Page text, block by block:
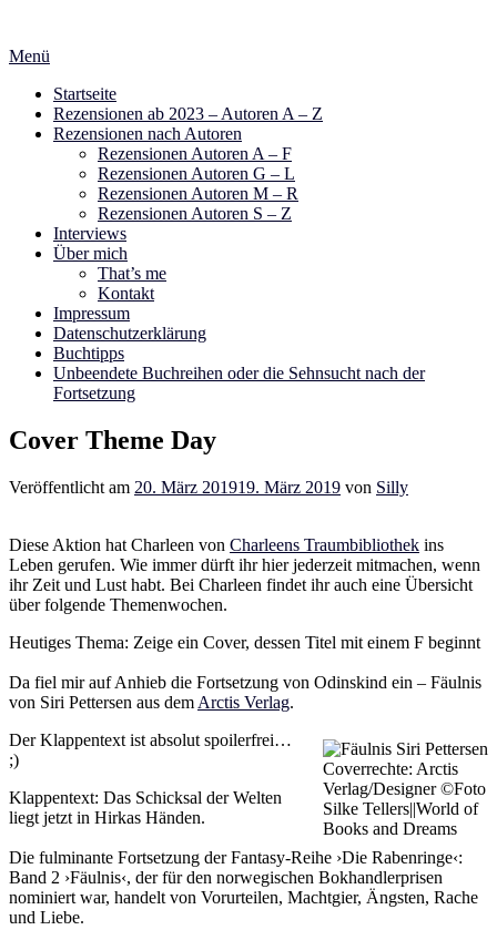
springen
Menü
Startseite
Rezensionen ab 2023 – Autoren A – Z
Rezensionen nach Autoren
Rezensionen Autoren A – F
Rezensionen Autoren G – L
Rezensionen Autoren M – R
Rezensionen Autoren S – Z
Interviews
Über mich
That’s me
Kontakt
Impressum
Datenschutzerklärung
Buchtipps
Unbeendete Buchreihen oder die Sehnsucht nach der
Fortsetzung
Cover Theme Day
Veröffentlicht am 20. März 201919. März 2019 von Silly
Diese Aktion hat Charleen von Charleens Traumbibliothek ins
Leben gerufen. Wie immer dürft ihr hier jederzeit mitmachen, wenn
ihr Zeit und Lust habt. Bei Charleen findet ihr auch eine Übersicht
über folgende Themenwochen.
Heutiges Thema: Zeige ein Cover, dessen Titel mit einem F beginnt
Da fiel mir auf Anhieb die Fortsetzung von Odinskind ein – Fäulnis
von Siri Pettersen aus dem Arctis Verlag.
Coverrechte: Arctis
Verlag/Designer ©Foto
Silke Tellers||World of
Books and Dreams
Der Klappentext ist absolut spoilerfrei…
;)
Klappentext: Das Schicksal der Welten
liegt jetzt in Hirkas Händen.
Die fulminante Fortsetzung der Fantasy-Reihe ›Die Rabenringe‹:
Band 2 ›Fäulnis‹, der für den norwegischen Bokhandlerprisen
nominiert war, handelt von Vorurteilen, Machtgier, Ängsten, Rache
und Liebe.